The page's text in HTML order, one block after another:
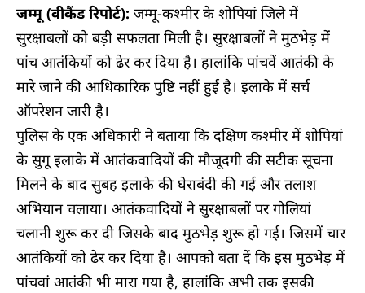
जम्मू (वीकैंड रिपोर्ट): जम्मू-कश्मीर के शोपियां जिले में
सुरक्षाबलों को बड़ी सफलता मिली है। सुरक्षाबलों ने मुठभेड़ में
पांच आतंकियों को ढेर कर दिया है। हालांकि पांचवें आतंकी के
मारे जाने की आधिकारिक पुष्टि नहीं हुई है। इलाके में सर्च
ऑपरेशन जारी है।
पुलिस के एक अधिकारी ने बताया कि दक्षिण कश्मीर में शोपियां
के सुगू इलाके में आतंकवादियों की मौजूदगी की सटीक सूचना
मिलने के बाद सुबह इलाके की घेराबंदी की गई और तलाश
अभियान चलाया। आतंकवादियों ने सुरक्षाबलों पर गोलियां
चलानी शुरू कर दी जिसके बाद मुठभेड़ शुरू हो गई। जिसमें चार
आतंकियों को ढेर कर दिया है। आपको बता दें कि इस मुठभेड़ में
पांचवां आतंकी भी मारा गया है, हालांकि अभी तक इसकी